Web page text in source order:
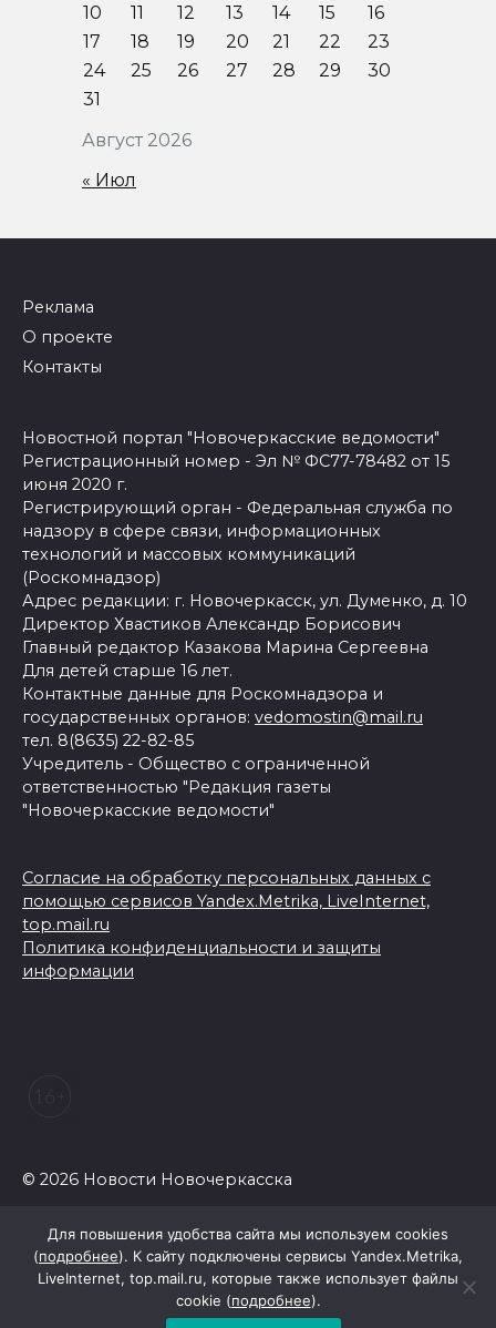
Август 2026
10
11 12 13 14 15
16
17
18 19 20 21 22
23
24
25 26 27 28 29
30
31
« Июл
Реклама
О проекте
Контакты
Новостной портал "Новочеркасские ведомости"
Регистрационный номер - Эл № ФС77-78482 от 15
июня 2020 г.
Регистрирующий орган - Федеральная служба по
надзору в сфере связи, информационных
технологий и массовых коммуникаций
(Роскомнадзор)
Адрес редакции: г. Новочеркасск, ул. Думенко, д. 10
Директор Хвастиков Александр Борисович
Главный редактор Казакова Марина Сергеевна
Для детей старше 16 лет.
Контактные данные для Роскомнадзора и
государственных органов: vedomostin@mail.ru
тел. 8(8635) 22-82-85
Учредитель - Общество с ограниченной
ответственностью "Редакция газеты
"Новочеркасские ведомости"
Согласие на обработку персональных данных с
помощью сервисов Yandex.Metrika, LiveInternet,
top.mail.ru
Политика конфиденциальности и защиты
информации
© 2026 Новости Новочеркасска
Для повышения удобства сайта мы используем cookies
(подробнее). К сайту подключены сервисы Yandex.Metrika,
LiveInternet, top.mail.ru, которые также использует файлы
cookie (подробнее).